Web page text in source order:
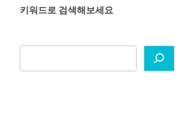
키워드로 검색해보세요